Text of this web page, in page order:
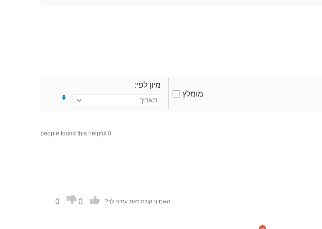
מומלץ
מיון לפי
0 people found this helpful
האם ביקורת זאת עזרה לך? 0
0